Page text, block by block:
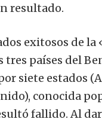
resultado.
exitosos de la
tres países del
siete estados
conocida
fallido. Al